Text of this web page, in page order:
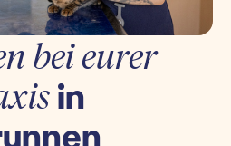
bei eurer
in